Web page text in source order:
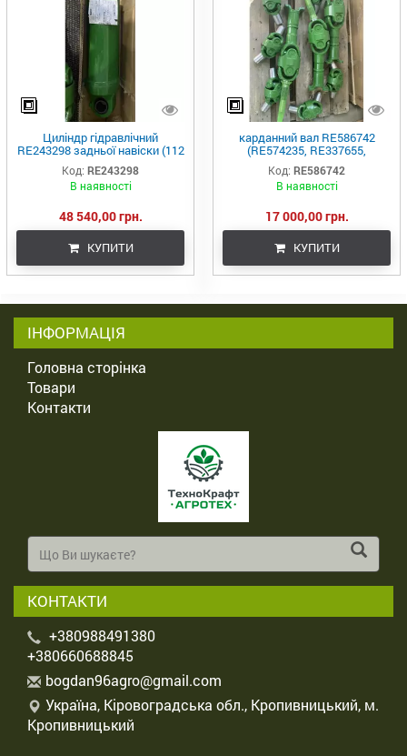
Циліндр гідравлічний
RE243298 задньої навіски (112
мм), JD8430/8530/8345R
AH216634
Код: RE243298
В наявності
48 540,00 грн.
КУПИТИ
карданний вал RE586742
(RE574235, RE337655,
RE336722) (John Deere, USA)
Код: RE586742
В наявності
17 000,00 грн.
КУПИТИ
ІНФОРМАЦІЯ
Головна сторінка
Товари
Контакти
КОНТАКТИ
+380988491380
+380660688845
bogdan96agro@gmail.com
Україна, Кіровоградська обл., Кропивницький, м.
Кропивницький